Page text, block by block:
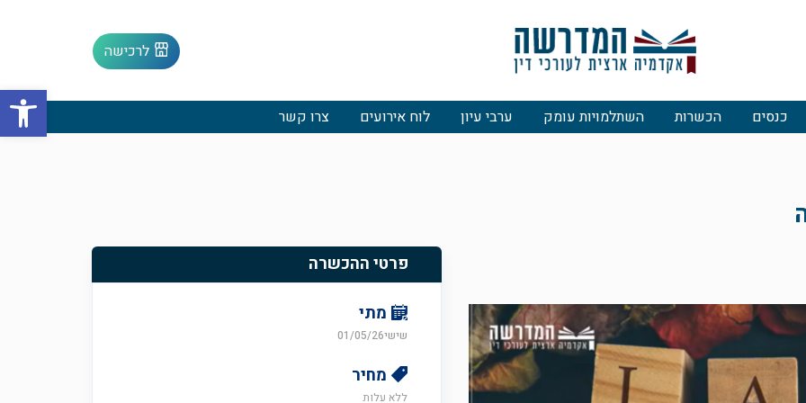
פתח
לרכישה
כנסים הכשרות השתלמויות עומק ערבי עיון לוח אירועים צרו קשר
פרטי ההכשרה
מתי
שישי01/05/26
מחיר
ללא עלות